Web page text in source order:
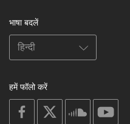
भाषा बदलें
हमें फॉलो करें
on
facebook
soundcloud